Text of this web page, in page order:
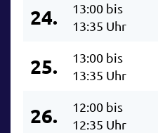
24.
13:00 bis
13:35 Uhr
25.
13:00 bis
13:35 Uhr
26.
12:00 bis
12:35 Uhr